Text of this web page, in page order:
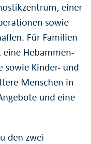
einer
sowie
Für Familien
eine Hebammen-
sowie Kinder- und
Menschen in
und eine
den zwei